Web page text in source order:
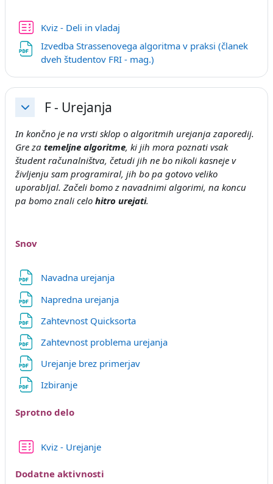
Kviz - Deli in vladaj
Izvedba Strassenovega algoritma v praksi (članek
dveh študentov FRI - mag.)URL
Skrči F - Urejanja
In končno je na vrsti sklop o algoritmih urejanja zaporedij.
Gre za temeljne algoritme, ki jih mora poznati vsak
študent računalništva, četudi jih ne bo nikoli kasneje v
življenju sam programiral, jih bo pa gotovo veliko
uporabljal. Začeli bomo z navadnimi algorimi, na koncu
pa bomo znali celo hitro urejati.
Snov
Navadna urejanja
Napredna urejanja
Zahtevnost Quicksorta
Zahtevnost problema urejanja
Urejanje brez primerjav
Izbiranje
Sprotno delo
Kviz - Urejanje
Dodatne aktivnosti